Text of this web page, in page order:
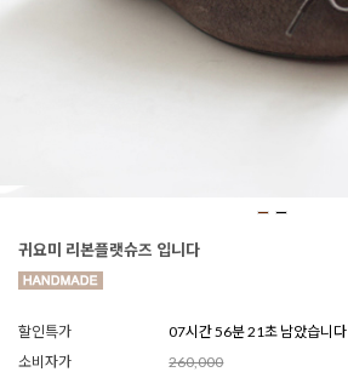
귀요미 리본플랫슈즈 입니다
할인특가
07시간 56분 19초 남았습니다
소비자가
260,000